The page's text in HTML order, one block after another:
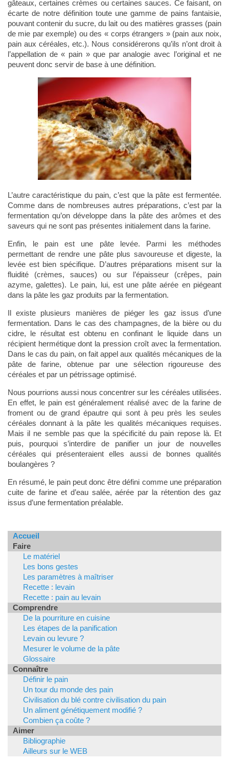
gâteaux, certaines crèmes ou certaines sauces. Ce faisant, on
écarte de notre définition toute une gamme de pains fantaisie,
pouvant contenir du sucre, du lait ou des matières grasses (pain
de mie par exemple) ou des « corps étrangers » (pain aux noix,
pain aux céréales, etc.). Nous considérerons qu’ils n’ont droit à
l’appellation de « pain » que par analogie avec l’original et ne
peuvent donc servir de base à une définition.
L’autre caractéristique du pain, c’est que la pâte est fermentée.
Comme dans de nombreuses autres préparations, c’est par la
fermentation qu’on développe dans la pâte des arômes et des
saveurs qui ne sont pas présentes initialement dans la farine.
Enfin, le pain est une pâte levée. Parmi les méthodes
permettant de rendre une pâte plus savoureuse et digeste, la
levée est bien spécifique. D’autres préparations misent sur la
fluidité (crèmes, sauces) ou sur l’épaisseur (crêpes, pain
azyme, galettes). Le pain, lui, est une pâte aérée en piégeant
dans la pâte les gaz produits par la fermentation.
Il existe plusieurs manières de piéger les gaz issus d’une
fermentation. Dans le cas des champagnes, de la bière ou du
cidre, le résultat est obtenu en confinant le liquide dans un
récipient hermétique dont la pression croît avec la fermentation.
Dans le cas du pain, on fait appel aux qualités mécaniques de la
pâte de farine, obtenue par une sélection rigoureuse des
céréales et par un pétrissage optimisé.
Nous pourrions aussi nous concentrer sur les céréales utilisées.
En effet, le pain est généralement réalisé avec de la farine de
froment ou de grand épautre qui sont à peu près les seules
céréales donnant à la pâte les qualités mécaniques requises.
Mais il ne semble pas que la spécificité du pain repose là. Et
puis, pourquoi s’interdire de panifier un jour de nouvelles
céréales qui présenteraient elles aussi de bonnes qualités
boulangères ?
En résumé, le pain peut donc être défini comme une préparation
cuite de farine et d’eau salée, aérée par la rétention des gaz
issus d’une fermentation préalable.
Accueil
Faire
Le matériel
Les bons gestes
Les paramètres à maîtriser
Recette : levain
Recette : pain au levain
Comprendre
De la pourriture en cuisine
Les étapes de la panification
Levain ou levure ?
Mesurer le volume de la pâte
Glossaire
Connaître
Définir le pain
Un tour du monde des pain
Civilisation du blé contre civilisation du pain
Un aliment génétiquement modifié ?
Combien ça coûte ?
Aimer
Bibliographie
Ailleurs sur le WEB